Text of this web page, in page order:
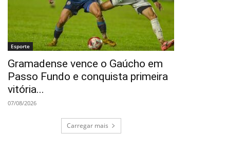
Esporte
Gramadense vence o Gaúcho em
Passo Fundo e conquista primeira
vitória...
07/08/2026
Carregar mais